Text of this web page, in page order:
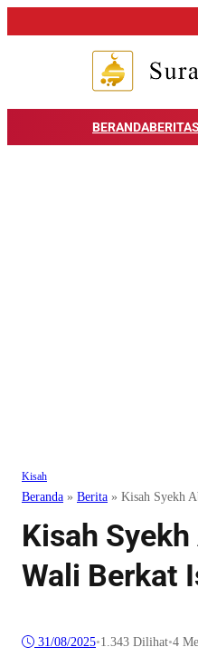
BERANDABERITA
Kisah
Beranda » Berita » Kisah Syekh
Kisah
Wali Berkat
31/08/2025•1.343 Dilihat•4